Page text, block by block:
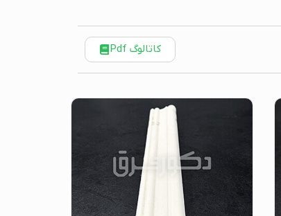
کاتالوگ Pdf